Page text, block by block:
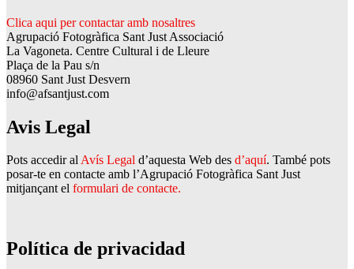
Clica aqui per contactar amb nosaltres
Agrupació Fotogràfica Sant Just Associació
La Vagoneta. Centre Cultural i de Lleure
Plaça de la Pau s/n
08960 Sant Just Desvern
info@afsantjust.com
Avis Legal
Pots accedir alAvís Legal d’aquesta Web des d’aquí. També pots
posar-te en contacte amb l’Agrupació Fotogràfica Sant Just
mitjançant el formulari de contacte.
Política de privacidad